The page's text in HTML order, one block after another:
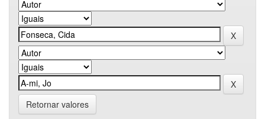
Retornar valores